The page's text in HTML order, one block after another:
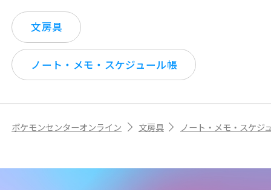
文房具
ノート・メモ・スケジュール帳
ポケモンセンターオンライン 文房具 ノート・メモ・スケジ